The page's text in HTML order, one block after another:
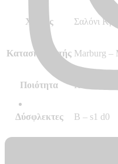
Χώρος Σαλόνι
Κατασκευαστής Marburg –
Ποιότητα Hot
Δύσφλεκτες B – s1 d0
Σχέδιο